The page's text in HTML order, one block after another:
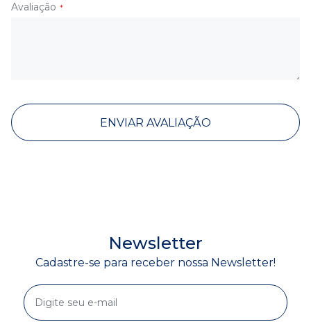
Avaliação
ENVIAR AVALIAÇÃO
Newsletter
Cadastre-se para receber nossa Newsletter!